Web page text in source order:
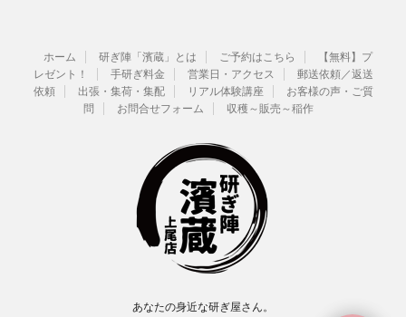
ホーム 研ぎ陣「濱蔵」とは ご予約はこちら
【無料】プ
レゼント！
手研ぎ料金 営業日・アクセス
郵送依頼／返送
依頼
出張・集荷・集配 リアル体験講座
お客様の声・ご質
問
お問合せフォーム 収穫～販売～稲作
あなたの身近な研ぎ屋さん。